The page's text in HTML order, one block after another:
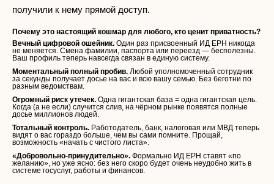
получили к нему прямой доступ.
Почему это настоящий кошмар для любого, кто ценит приватность?
Вечный цифровой ошейник. Один раз присвоенный ИД ЕРН никогда
не меняется. Смена фамилии, паспорта или переезд — бесполезны.
Ваш профиль теперь навсегда связан в единую систему.
Моментальный полный пробив. Любой уполномоченный сотрудник
за секунды получает досье на вас и всю вашу семью. Без беготни по
разным ведомствам.
Огромный риск утечек. Одна гигантская база = одна гигантская цель.
Когда (а не если) случится слив, на чёрном рынке появятся полные
досье миллионов людей.
Тотальный контроль. Работодатель, банк, налоговая или МВД теперь
видят о вас гораздо больше, чем вы сами помните. Прощай,
возможность «начать с чистого листа».
«Добровольно-принудительно». Формально ИД ЕРН ставят «по
желанию», но уже ясно: без него скоро будет очень неудобно жить в
системе госуслуг, работы и финансов.